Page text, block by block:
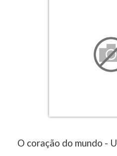
O coração do mundo -